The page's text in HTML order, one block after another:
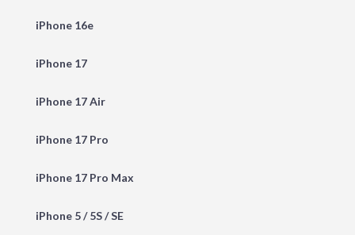
iPhone 16e
iPhone 17
iPhone 17 Air
iPhone 17 Pro
iPhone 17 Pro Max
iPhone 5 / 5S / SE